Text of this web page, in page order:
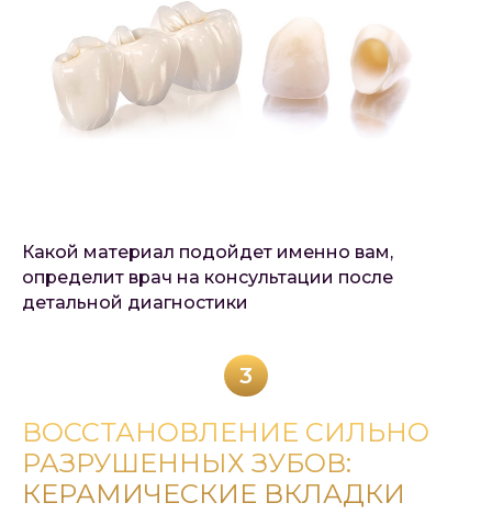
Какой материал подойдет именно вам,
определит врач на консультации после
детальной диагностики
3
ВОССТАНОВЛЕНИЕ СИЛЬНО
РАЗРУШЕННЫХ ЗУБОВ:
КЕРАМИЧЕСКИЕ ВКЛАДКИ